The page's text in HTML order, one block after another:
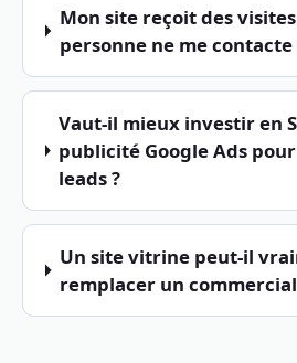
Mon site reçoit des
personne ne me
Vaut-il mieux investir en
publicité Google Ads
leads ?
Un site vitrine peut-il
remplacer un